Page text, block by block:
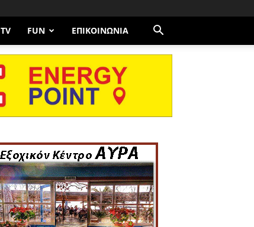
TV FUN ΕΠΙΚΟΙΝΩΝΊΑ